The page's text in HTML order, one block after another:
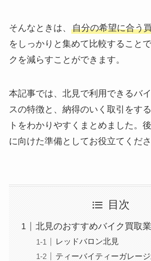
そんなときは、 自分の希望に合う
をしっかりと集めて比較すること
クを減らすことができます。
本記事では、北見で利用できるバ
スの特徴と、納得のいく取引をす
トをわかりやすくまとめました。
に向けた準備としてお役立てくださ
目次
北見のおすすめバイク買取
レッドバロン北見
ティーバイティーガレー